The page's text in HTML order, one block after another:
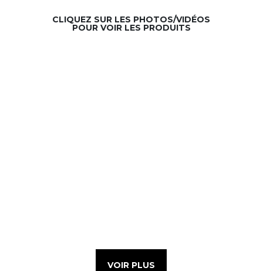
CLIQUEZ SUR LES PHOTOS/VIDÉOS
POUR VOIR LES PRODUITS
VOIR PLUS